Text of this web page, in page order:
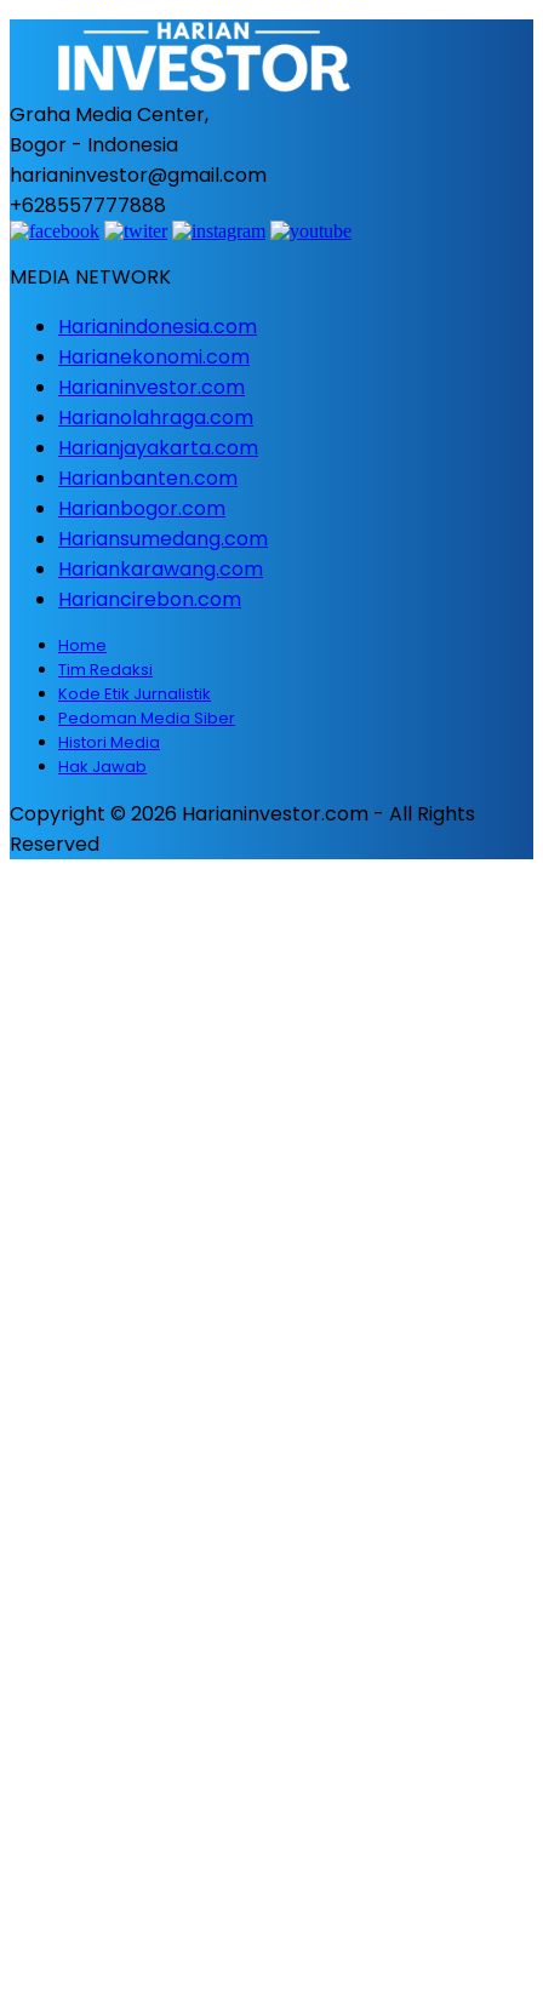
Graha Media Center,
Bogor - Indonesia
harianinvestor@gmail.com
+628557777888
MEDIA NETWORK
Harianindonesia.com
Harianekonomi.com
Harianinvestor.com
Harianolahraga.com
Harianjayakarta.com
Harianbanten.com
Harianbogor.com
Hariansumedang.com
Hariankarawang.com
Hariancirebon.com
Home
Tim Redaksi
Kode Etik Jurnalistik
Pedoman Media Siber
Histori Media
Hak Jawab
Copyright © 2026 Harianinvestor.com - All Rights
Reserved